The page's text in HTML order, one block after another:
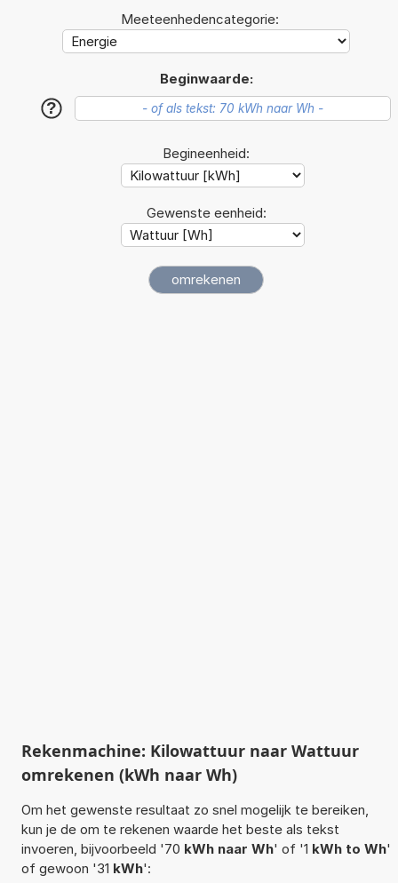
Meeteenhedencategorie:
Beginwaarde:
?
Begineenheid:
Gewenste eenheid:
Rekenmachine: Kilowattuur naar Wattuur
omrekenen (kWh naar Wh)
Om het gewenste resultaat zo snel mogelijk te bereiken,
kun je de om te rekenen waarde het beste als tekst
invoeren, bijvoorbeeld '70 kWh naar Wh' of '1 kWh to Wh'
of gewoon '31 kWh':